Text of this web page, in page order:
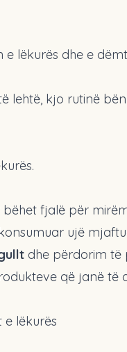
lëkurës dhe e
lehtë, kjo rutinë
bëhet fjalë për
ujë
dhe përdorim të
që janë të
e lëkurës